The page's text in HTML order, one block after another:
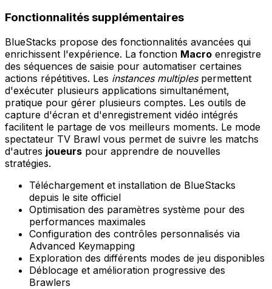
Fonctionnalités supplémentaires
BlueStacks propose des fonctionnalités avancées qui
enrichissent l'expérience. La fonction Macro enregistre
des séquences de saisie pour automatiser certaines
actions répétitives. Les instances multiplespermettent
d'exécuter plusieurs applications simultanément,
pratique pour gérer plusieurs comptes. Les outils de
capture d'écran et d'enregistrement vidéo intégrés
facilitent le partage de vos meilleurs moments. Le mode
spectateur TV Brawl vous permet de suivre les matchs
d'autres joueurs pour apprendre de nouvelles
stratégies.
Téléchargement et installation de BlueStacks
depuis le site officiel
Optimisation des paramètres système pour des
performances maximales
Configuration des contrôles personnalisés via
Advanced Keymapping
Exploration des différents modes de jeu disponibles
Déblocage et amélioration progressive des
Brawlers